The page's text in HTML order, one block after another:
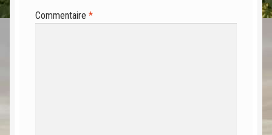
Commentaire *